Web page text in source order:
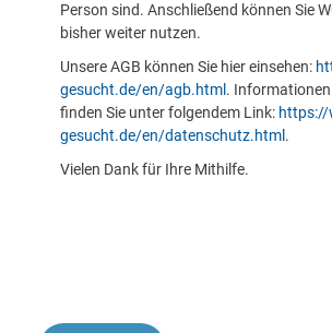
Person sind. Anschließend können Sie
bisher weiter nutzen.
Unsere AGB können Sie hier einsehen:
gesucht.de/en/agb.html .
finden Sie unter folgendem Link:
gesucht.de/en/datenschutz.html .
Vielen Dank für Ihre Mithilfe.